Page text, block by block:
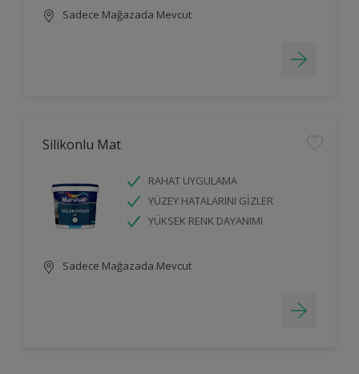
Sadece Mağazada Mevcut
Silikonlu Mat
RAHAT UYGULAMA
YÜZEY HATALARINI GİZLER
YÜKSEK RENK DAYANIMI
Sadece Mağazada Mevcut